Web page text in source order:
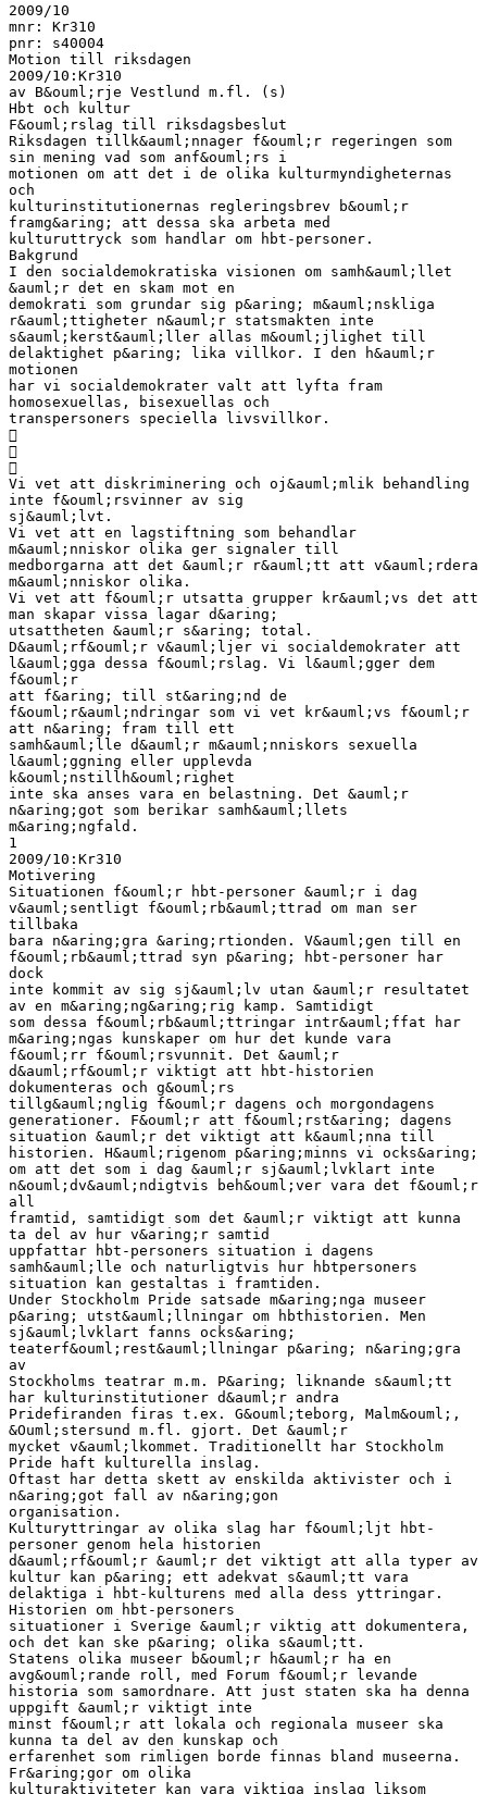
2009/10
mnr: Kr310
pnr: s40004
Motion till riksdagen
2009/10:Kr310
av B&ouml;rje Vestlund m.fl. (s)
Hbt och kultur
F&ouml;rslag till riksdagsbeslut
Riksdagen tillk&auml;nnager f&ouml;r regeringen som
sin mening vad som anf&ouml;rs i
motionen om att det i de olika kulturmyndigheternas
och
kulturinstitutionernas regleringsbrev b&ouml;r
framg&aring; att dessa ska arbeta med
kulturuttryck som handlar om hbt-personer.
Bakgrund
I den socialdemokratiska visionen om samh&auml;llet
&auml;r det en skam mot en
demokrati som grundar sig p&aring; m&auml;nskliga
r&auml;ttigheter n&auml;r statsmakten inte
s&auml;kerst&auml;ller allas m&ouml;jlighet till
delaktighet p&aring; lika villkor. I den h&auml;r
motionen
har vi socialdemokrater valt att lyfta fram
homosexuellas, bisexuellas och
transpersoners speciella livsvillkor.



Vi vet att diskriminering och oj&auml;mlik behandling
inte f&ouml;rsvinner av sig
sj&auml;lvt.
Vi vet att en lagstiftning som behandlar
m&auml;nniskor olika ger signaler till
medborgarna att det &auml;r r&auml;tt att v&auml;rdera
m&auml;nniskor olika.
Vi vet att f&ouml;r utsatta grupper kr&auml;vs det att
man skapar vissa lagar d&aring;
utsattheten &auml;r s&aring; total.
D&auml;rf&ouml;r v&auml;ljer vi socialdemokrater att
l&auml;gga dessa f&ouml;rslag. Vi l&auml;gger dem
f&ouml;r
att f&aring; till st&aring;nd de
f&ouml;r&auml;ndringar som vi vet kr&auml;vs f&ouml;r
att n&aring; fram till ett
samh&auml;lle d&auml;r m&auml;nniskors sexuella
l&auml;ggning eller upplevda
k&ouml;nstillh&ouml;righet
inte ska anses vara en belastning. Det &auml;r
n&aring;got som berikar samh&auml;llets
m&aring;ngfald.
1
2009/10:Kr310
Motivering
Situationen f&ouml;r hbt-personer &auml;r i dag
v&auml;sentligt f&ouml;rb&auml;ttrad om man ser
tillbaka
bara n&aring;gra &aring;rtionden. V&auml;gen till en
f&ouml;rb&auml;ttrad syn p&aring; hbt-personer har
dock
inte kommit av sig sj&auml;lv utan &auml;r resultatet
av en m&aring;ng&aring;rig kamp. Samtidigt
som dessa f&ouml;rb&auml;ttringar intr&auml;ffat har
m&aring;ngas kunskaper om hur det kunde vara
f&ouml;rr f&ouml;rsvunnit. Det &auml;r
d&auml;rf&ouml;r viktigt att hbt-historien
dokumenteras och g&ouml;rs
tillg&auml;nglig f&ouml;r dagens och morgondagens
generationer. F&ouml;r att f&ouml;rst&aring; dagens
situation &auml;r det viktigt att k&auml;nna till
historien. H&auml;rigenom p&aring;minns vi ocks&aring;
om att det som i dag &auml;r sj&auml;lvklart inte
n&ouml;dv&auml;ndigtvis beh&ouml;ver vara det f&ouml;r
all
framtid, samtidigt som det &auml;r viktigt att kunna
ta del av hur v&aring;r samtid
uppfattar hbt-personers situation i dagens
samh&auml;lle och naturligtvis hur hbtpersoners
situation kan gestaltas i framtiden.
Under Stockholm Pride satsade m&aring;nga museer
p&aring; utst&auml;llningar om hbthistorien. Men
sj&auml;lvklart fanns ocks&aring;
teaterf&ouml;rest&auml;llningar p&aring; n&aring;gra
av
Stockholms teatrar m.m. P&aring; liknande s&auml;tt
har kulturinstitutioner d&auml;r andra
Pridefiranden firas t.ex. G&ouml;teborg, Malm&ouml;,
&Ouml;stersund m.fl. gjort. Det &auml;r
mycket v&auml;lkommet. Traditionellt har Stockholm
Pride haft kulturella inslag.
Oftast har detta skett av enskilda aktivister och i
n&aring;got fall av n&aring;gon
organisation.
Kulturyttringar av olika slag har f&ouml;ljt hbt-
personer genom hela historien
d&auml;rf&ouml;r &auml;r det viktigt att alla typer av
kultur kan p&aring; ett adekvat s&auml;tt vara
delaktiga i hbt-kulturens med alla dess yttringar.
Historien om hbt-personers
situationer i Sverige &auml;r viktig att dokumentera,
och det kan ske p&aring; olika s&auml;tt.
Statens olika museer b&ouml;r h&auml;r ha en
avg&ouml;rande roll, med Forum f&ouml;r levande
historia som samordnare. Att just staten ska ha denna
uppgift &auml;r viktigt inte
minst f&ouml;r att lokala och regionala museer ska
kunna ta del av den kunskap och
erfarenhet som rimligen borde finnas bland museerna.
Fr&aring;gor om olika
kulturaktiviteter kan vara viktiga inslag liksom